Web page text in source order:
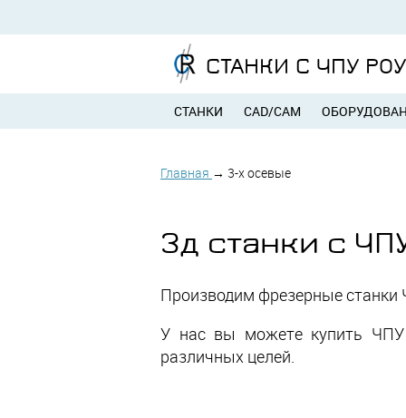
СТАНКИ С ЧПУ
СТАНКИ CAD/CAM
Главная → 3-х осевые
3д станки с
Производим фрезерные станки
У нас вы можете купить ЧПУ
различных целей.